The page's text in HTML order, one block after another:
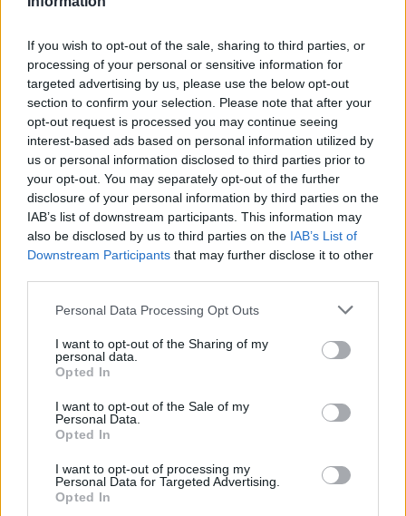
If you wish to opt-out of the sale, sharing to third parties, or
processing of your personal or sensitive information for
targeted advertising by us, please use the below opt-out
section to confirm your selection. Please note that after your
opt-out request is processed you may continue seeing
interest-based ads based on personal information utilized by
us or personal information disclosed to third parties prior to
your opt-out. You may separately opt-out of the further
disclosure of your personal information by third parties on the
IAB’s list of downstream participants. This information may
also be disclosed by us to third parties on the IAB’s List of
Downstream Participants that may further disclose it to other
Personal Data Processing Opt Outs
I want to opt-out of the Sharing of my
personal data.
Opted In
I want to opt-out of the Sale of my
Personal Data.
Opted In
I want to opt-out of processing my
Personal Data for Targeted Advertising.
Opted In
Pracovní nabídky
07.08.2026 -Bosch Powertrain s.r.o. Jihlava • linkový střídač • mzda
48.400 Kč • příspěvek na ubytování (Jihlava, okres Jihlava)
07.08.2026 -
Bosch Powertrain s.r.o. Jihlava • obsluha CNC strojů •
48.400 Kč • náborový bonus 50.000 Kč • příspěvek na ubytování
okres Jihlava)
07.08.2026 - Specialista pro elektronická zařízení údržby (m/ž) (tř.
Klementa 869, Mladá Boleslav II)
06.08.2026 -Bosch Powertrain s.r.o. Jihlava • CNC operátor• mzda
Kč • náborový bonus 50.000 Kč • příspěvek na ubytování (Jihlava,
Jihlava)
06.08.2026 -Bosch Powertrain s.r.o. • montážní dělník • mzda 44.700
Vybrané články